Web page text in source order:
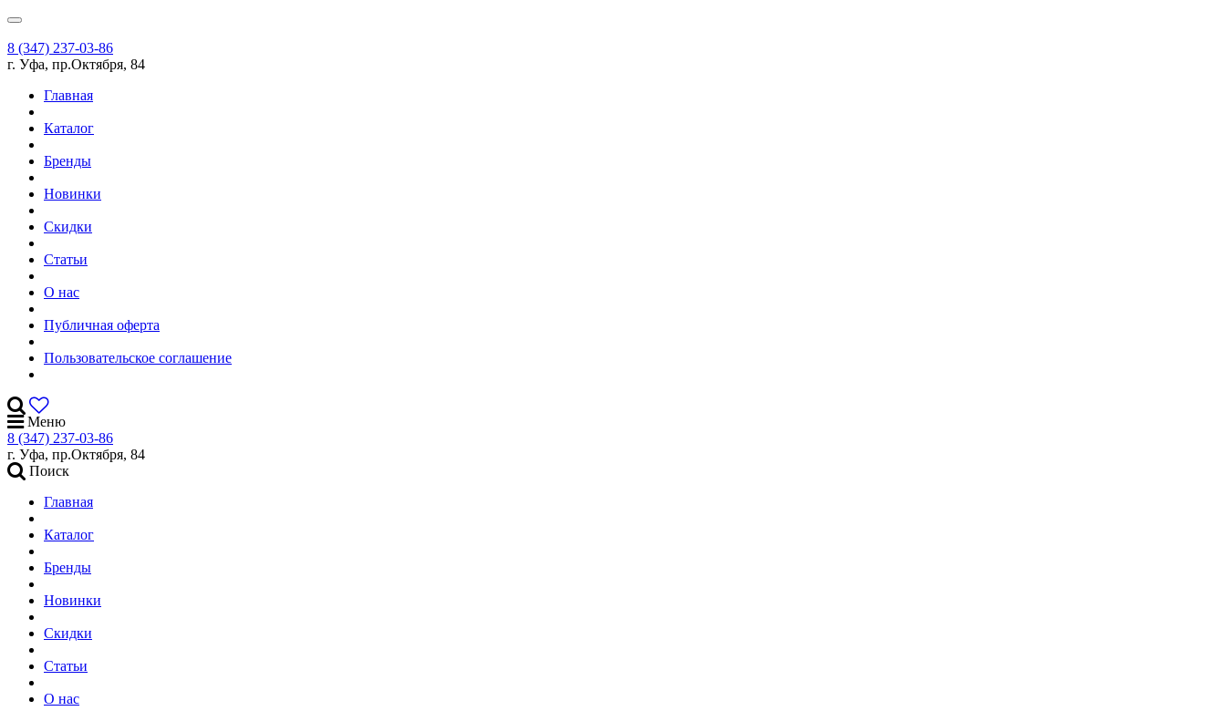
8 (347) 237-03-86
г. Уфа, пр.Октября, 84
Главная
Каталог
Бренды
Новинки
Скидки
Статьи
О нас
Публичная оферта
Пользовательское соглашение
Меню
8 (347) 237-03-86
г. Уфа, пр.Октября, 84
Поиск
Главная
Каталог
Бренды
Новинки
Скидки
Статьи
О нас